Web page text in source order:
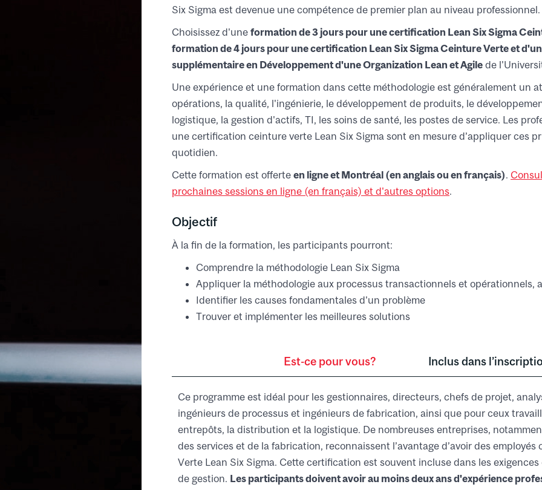
Six Sigma est devenue une compétence de premier plan au niveau professionnel.
Choisissez d'une formation de 3 jours pour une certification Lean Six Sigma
formation de4 jours pour une certification Lean Six Sigma Ceinture Verteet
supplémentaire en Développement d'une Organization Lean et Agile de
Une expérience et une formation dans cette méthodologie est généralement un
opérations, la qualité, l'ingénierie, le développement de produits, le
logistique, la gestion d'actifs, TI, les soins de santé, les postes de service. Les
une certification ceinture verte Lean Six Sigma sont en mesure d’appliquer ces
quotidien.
Cette formation est offerte en ligne et Montréal (en anglais ou en français).
prochaines sessions en ligne (en français) et d'autres options.
Objectif
À la fin de la formation, les participants pourront:
Comprendre la méthodologie Lean Six Sigma
Appliquer la méthodologie aux processus transactionnels et opérationnels,
Identifier les causes fondamentales d'un problème
Trouver et implémenter les meilleures solutions
Est-ce pour vous? Inclus dans
Ce programme est idéal pour les gestionnaires, directeurs, chefs de projet,
ingénieurs de processus et ingénieurs de fabrication, ainsi que pour ceux
entrepôts, la distribution et la logistique. De nombreuses entreprises,
des services et de la fabrication, reconnaissent l’avantage d’avoir des
Verte Lean Six Sigma. Cette certification est souvent incluse dans les
de gestion. Les participants doivent avoir au moins deux ans d'expérience